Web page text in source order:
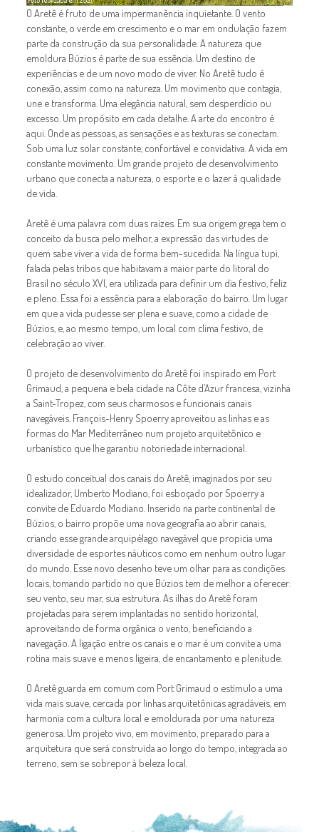
O Aretê é fruto de uma impermanência inquietante. O vento
constante, o verde em crescimento e o mar em ondulação fazem
parte da construção da sua personalidade. A natureza que
emoldura Búzios é parte de sua essência. Um destino de
experiências e de um novo modo de viver. No Aretê tudo é
conexão, assim como na natureza. Um movimento que contagia,
une e transforma. Uma elegância natural, sem desperdício ou
excesso. Um propósito em cada detalhe. A arte do encontro é
aqui. Onde as pessoas, as sensações e as texturas se conectam.
Sob uma luz solar constante, confortável e convidativa. A vida em
constante movimento. Um grande projeto de desenvolvimento
urbano que conecta a natureza, o esporte e o lazer à qualidade
de vida.
Aretê é uma palavra com duas raízes. Em sua origem grega tem o
conceito da busca pelo melhor, a expressão das virtudes de
quem sabe viver a vida de forma bem-sucedida. Na língua tupi,
falada pelas tribos que habitavam a maior parte do litoral do
Brasil no século XVI, era utilizada para definir um dia festivo, feliz
e pleno. Essa foi a essência para a elaboração do bairro. Um lugar
em que a vida pudesse ser plena e suave, como a cidade de
Búzios, e, ao mesmo tempo, um local com clima festivo, de
celebração ao viver.
O projeto de desenvolvimento do Aretê foi inspirado em Port
Grimaud, a pequena e bela cidade na Côte d’Azur francesa, vizinha
a Saint-Tropez, com seus charmosos e funcionais canais
navegáveis. François-Henry Spoerry aproveitou as linhas e as
formas do Mar Mediterrâneo num projeto arquitetônico e
urbanístico que lhe garantiu notoriedade internacional.
O estudo conceitual dos canais do Aretê, imaginados por seu
idealizador, Umberto Modiano, foi esboçado por Spoerry a
convite de Eduardo Modiano. Inserido na parte continental de
Búzios, o bairro propõe uma nova geografia ao abrir canais,
criando esse grande arquipélago navegável que propicia uma
diversidade de esportes náuticos como em nenhum outro lugar
do mundo. Esse novo desenho teve um olhar para as condições
locais, tomando partido no que Búzios tem de melhor a oferecer:
seu vento, seu mar, sua estrutura. As ilhas do Aretê foram
projetadas para serem implantadas no sentido horizontal,
aproveitando de forma orgânica o vento, beneficiando a
navegação. A ligação entre os canais e o mar é um convite a uma
rotina mais suave e menos ligeira, de encantamento e plenitude.
O Aretê guarda em comum com Port Grimaud o estímulo a uma
vida mais suave, cercada por linhas arquitetônicas agradáveis, em
harmonia com a cultura local e emoldurada por uma natureza
generosa. Um projeto vivo, em movimento, preparado para a
arquitetura que será construída ao longo do tempo, integrada ao
terreno, sem se sobrepor à beleza local.